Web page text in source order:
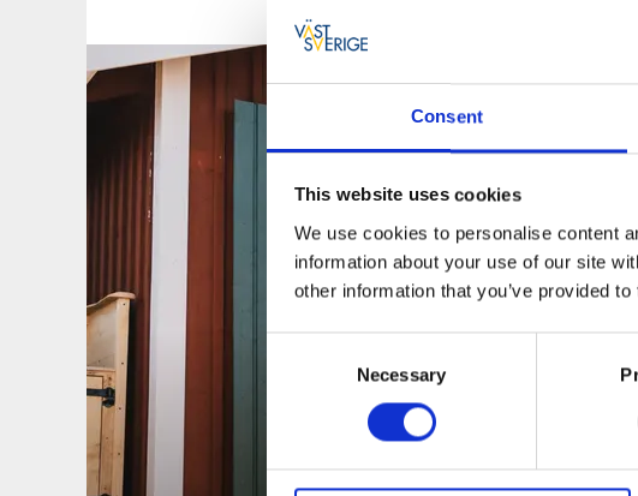
Consent
This website uses cookies
We use cookies to personalise content
information about your use of our site
other information that you’ve provided
Necessary